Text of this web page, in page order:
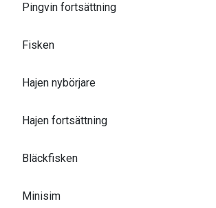
Pingvin fortsättning
Fisken
Hajen nybörjare
Hajen fortsättning
Bläckfisken
Minisim